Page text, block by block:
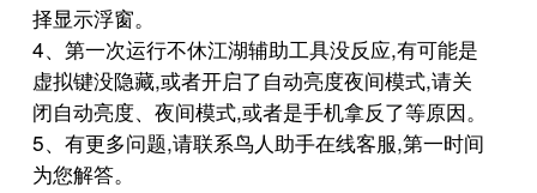
择显示浮窗。
4、第一次运行不休江湖辅助工具没反应,有可能是
虚拟键没隐藏,或者开启了自动亮度夜间模式,请关
闭自动亮度、夜间模式,或者是手机拿反了等原因。
5、有更多问题,请联系鸟人助手在线客服,第一时间
为您解答。